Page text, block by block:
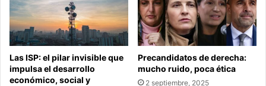
Las ISP: el pilar invisible que
impulsa el desarrollo
económico, social y
Precandidatos de derecha:
mucho ruido, poca ética
2 septiembre, 2025